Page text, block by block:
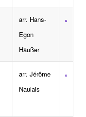
arr. Hans-
Egon
Häußer
arr. Jérôme
Naulais